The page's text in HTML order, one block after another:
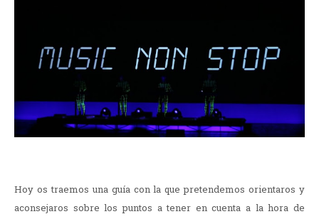
Hoy os traemos una guía con la que pretendemos orientaros y
aconsejaros sobre los puntos a tener en cuenta a la hora de